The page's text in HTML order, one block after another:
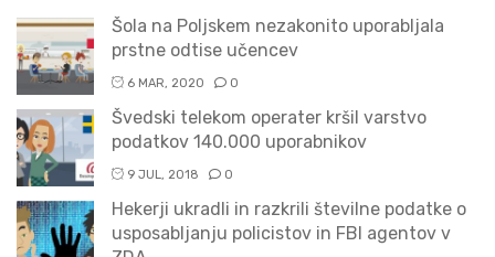
Šola na Poljskem nezakonito uporabljala
prstne odtise učencev
6 MAR, 2020 0
Švedski telekom operater kršil varstvo
podatkov 140.000 uporabnikov
9 JUL, 2018 0
Hekerji ukradli in razkrili številne podatke o
usposabljanju policistov in FBI agentov v